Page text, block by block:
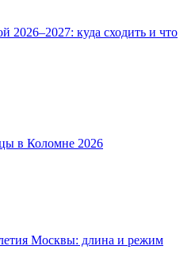
2026–2027: куда сходить и что
в Коломне 2026
Москвы: длина и режим